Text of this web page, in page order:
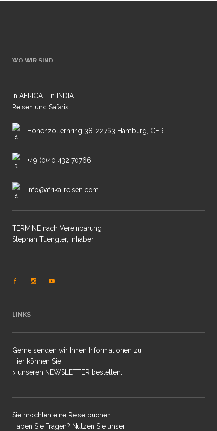
WO WIR SIND
In AFRICA - In INDIA
Reisen und Safaris
Hohenzollernring 38, 22763 Hamburg, GER
+49 (0)40 432 70766
info@afrika-reisen.com
TERMINE nach Vereinbarung
Stephan Tuengler, Inhaber
LINKS
Gerne senden wir Ihnen Informationen zu.
Hier können Sie
> unseren NEWSLETTER bestellen.
Sie möchten eine Reise buchen.
Haben Sie Fragen? Nutzen Sie unser